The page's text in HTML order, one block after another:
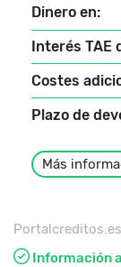
Dinero en:
Interés TAE
Costes
Plazo de
Más
Portalcreditos.es
Información